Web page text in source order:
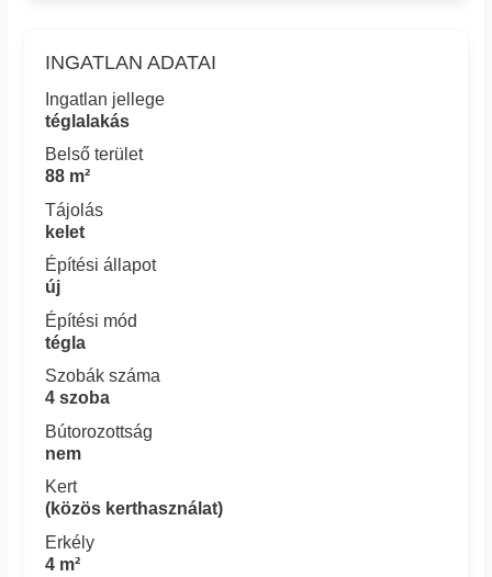
INGATLAN ADATAI
Ingatlan jellege
téglalakás
Belső terület
88 m²
Tájolás
kelet
Építési állapot
új
Építési mód
tégla
Szobák száma
4 szoba
Bútorozottság
nem
Kert
(közös kerthasználat)
Erkély
4 m²